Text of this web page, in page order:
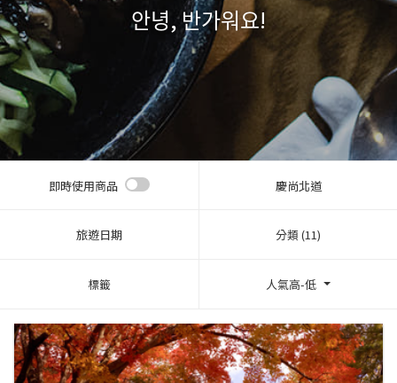
体)
文 (台灣)
안녕, 반가워요!
即時使用商品 慶尚北道
旅遊日期 分類 (11)
標籤 人氣高-低